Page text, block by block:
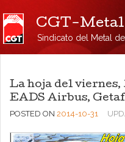
CGT-
Sindicato del Metal
La hoja del viernes,
EADS Airbus,
POSTED ON 2014-10-31